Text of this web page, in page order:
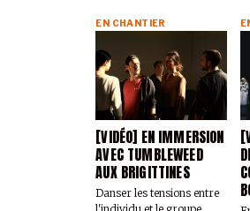
[VIDÉO] EN IMMERSION
AVEC TUMBLEWEED
AUX BRIGITTINES
Danser les tensions entre
EN CHANTIER